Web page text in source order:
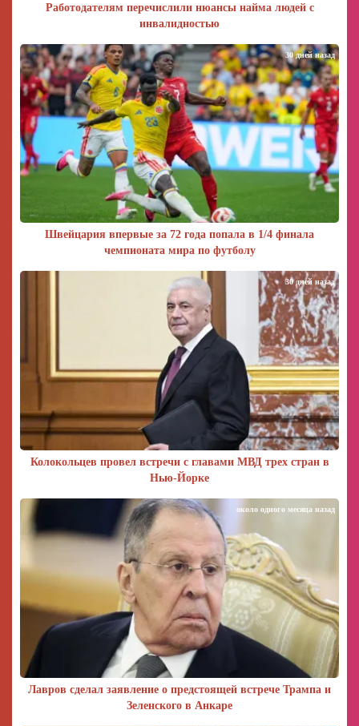
Работодателям перечислили нюансы найма людей с
инвалидностью
Швейцария впервые за 72 года попала в 1/4 финала
чемпионата мира по футболу
30 дней назад
Колокольцев провел встречи с главами МВД трех стран в
Нью-Йорке
30 дней назад
Лавров сделал заявление о предстоящей встрече Трампа и
Зеленского в Анкаре
около одного месяца назад